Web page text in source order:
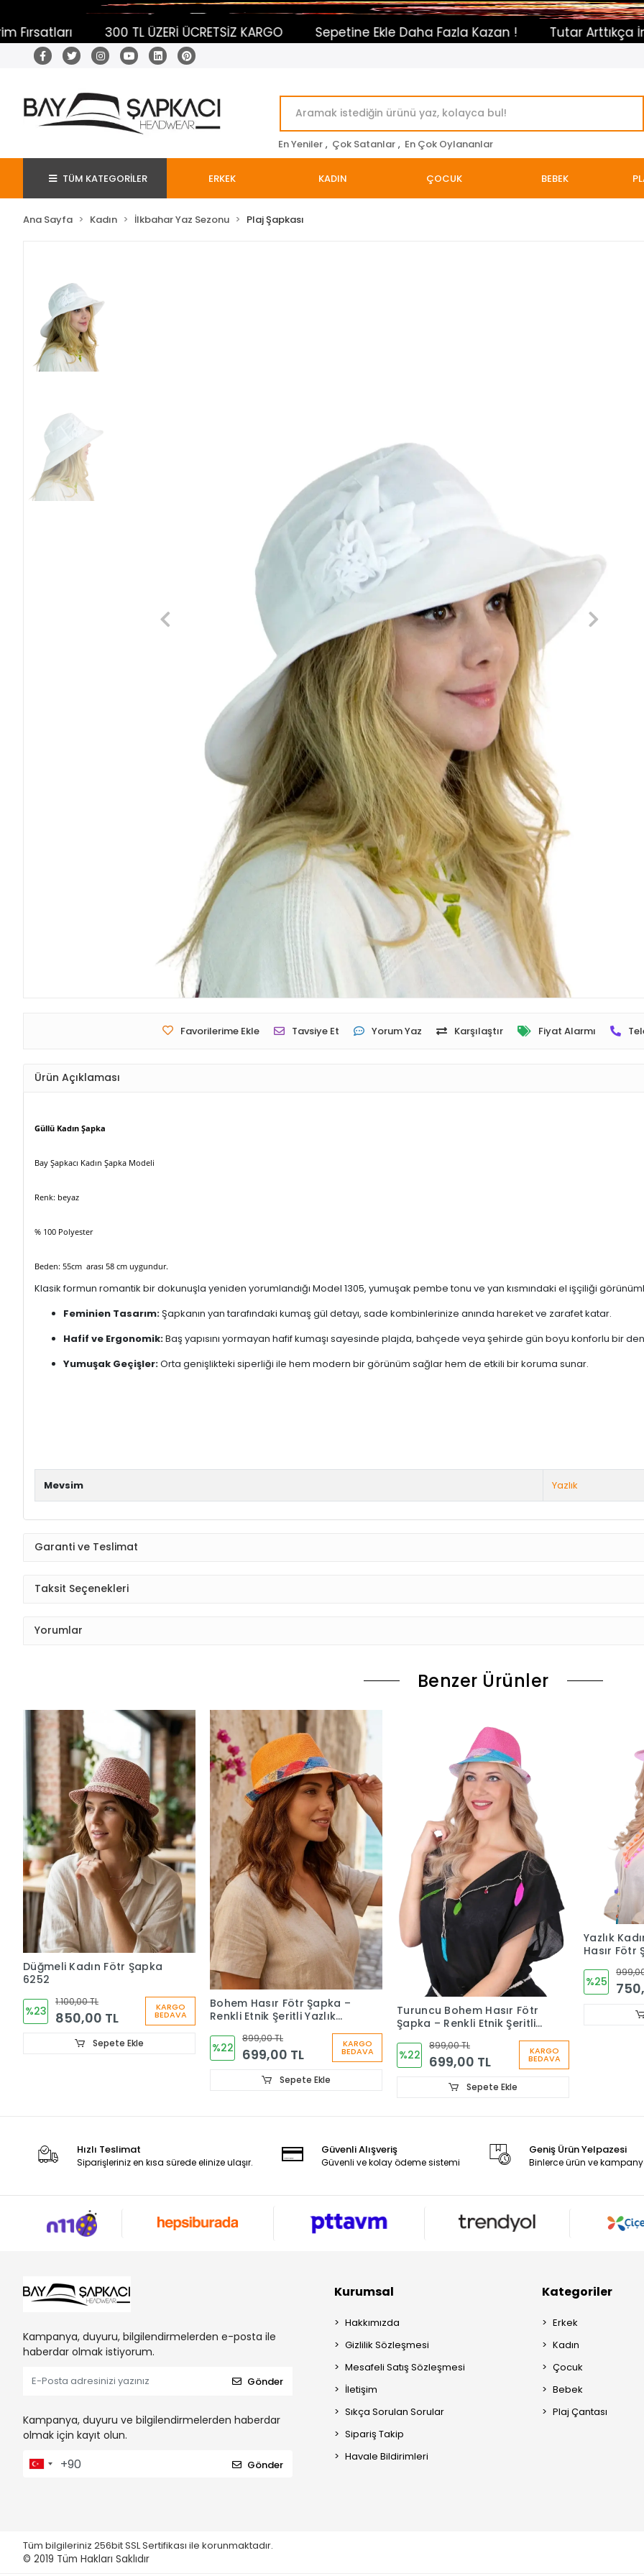
300 TL ÜZERİ ÜCRETSİZ KARGO Sepetine Ekle Daha Fazla Kazan ! Tutar Arttıkça İndirim
En Yeniler , Çok Satanlar , En Çok Oylananlar
TÜM KATEGORİLER ERKEK KADIN ÇOCUK BEBEK
Ana Sayfa Kadın İlkbahar Yaz Sezonu Plaj Şapkası
Favorilerime Ekle Tavsiye Et Yorum Yaz Karşılaştır Fiyat Alarmı
Ürün Açıklaması
Güllü Kadın Şapka
Bay Şapkacı Kadın Şapka Modeli
Renk: beyaz
% 100 Polyester
Beden: 55cm arası 58 cm uygundur.
Klasik formun romantik bir dokunuşla yeniden yorumlandığı Model 1305, yumuşak pembe tonu ve yan kısmındaki el işçiliği
Feminien Tasarım:Şapkanın yan tarafındaki kumaş gül detayı, sade kombinlerinize anında hareket ve zarafet katar.
Hafif ve Ergonomik:Baş yapısını yormayan hafif kumaşı sayesinde plajda, bahçede veya şehirde gün boyu konforlu bir
Yumuşak Geçişler:Orta genişlikteki siperliği ile hem modern bir görünüm sağlar hem de etkili bir koruma sunar.
Mevsim Yazlık
Garanti ve Teslimat
Taksit Seçenekleri
Yorumlar
Benzer Ürünler
Düğmeli Kadın Fötr Şapka
6252
%23
1.100,00 TL
850,00 TL
KARGO
BEDAVA
Sepete Ekle
Bohem Hasır Fötr Şapka –
Renkli Etnik Şeritli Yazlık
%22
899,00 TL
699,00 TL
KARGO
BEDAVA
Sepete Ekle
Turuncu Bohem Hasır Fötr
Şapka – Renkli Etnik Şeritli
%22
899,00 TL
699,00 TL
KARGO
BEDAVA
Sepete Ekle
Yazlık
Hasır Fötr
%25
Hızlı Teslimat
Siparişleriniz en kısa sürede elinize ulaşır.
Güvenli Alışveriş
Güvenli ve kolay ödeme sistemi
Geniş Ürün Yelpazesi
Binlerce ürün ve
Kampanya, duyuru, bilgilendirmelerden e-posta ile
haberdar olmak istiyorum.
Gönder
Kampanya, duyuru ve bilgilendirmelerden haberdar
olmak için kayıt olun.
Gönder
Kurumsal
Hakkımızda
Gizlilik Sözleşmesi
Mesafeli Satış Sözleşmesi
İletişim
Sıkça Sorulan Sorular
Sipariş Takip
Havale Bildirimleri
Kategoriler
Erkek
Kadın
Çocuk
Bebek
Plaj Çantası
Tüm bilgileriniz 256bit SSL Sertifikası ile korunmaktadır.
© 2019 Tüm Hakları Saklıdır